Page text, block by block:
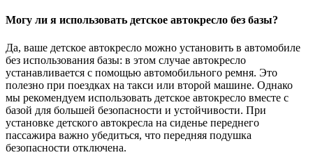
Могу ли я использовать детское автокресло без базы?
Да, ваше детское автокресло можно установить в автомобиле
без использования базы: в этом случае автокресло
устанавливается с помощью автомобильного ремня. Это
полезно при поездках на такси или второй машине. Однако
мы рекомендуем использовать детское автокресло вместе с
базой для большей безопасности и устойчивости. При
установке детского автокресла на сиденье переднего
пассажира важно убедиться, что передняя подушка
безопасности отключена.